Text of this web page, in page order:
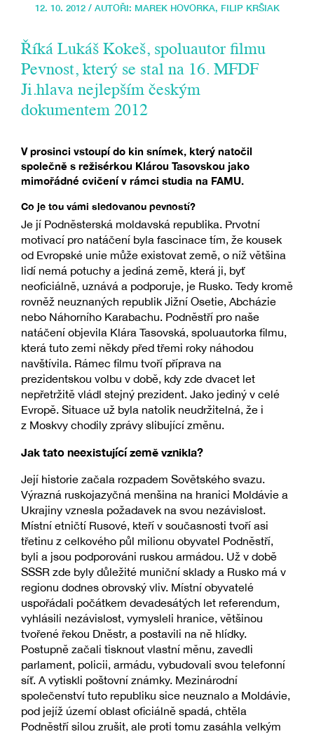
12. 10. 2012 / AUTOŘI: MAREK HOVORKA, FILIP KRŠIAK
Říká Lukáš Kokeš, spoluautor filmu
Pevnost, který se stal na 16. MFDF
Ji.hlava nejlepším českým
dokumentem 2012
V prosinci vstoupí do kin snímek, který natočil
společně s režisérkou Klárou Tasovskou jako
mimořádné cvičení v rámci studia na FAMU.
Co je tou vámi sledovanou pevností?
Je jí Podněsterská moldavská republika. Prvotní
motivací pro natáčení byla fascinace tím, že kousek
od Evropské unie může existovat země, o níž většina
lidí nemá potuchy a jediná země, která ji, byť
neoficiálně, uznává a podporuje, je Rusko. Tedy kromě
rovněž neuznaných republik Jižní Osetie, Abcházie
nebo Náhorního Karabachu. Podněstří pro naše
natáčení objevila Klára Tasovská, spoluautorka filmu,
která tuto zemi někdy před třemi roky náhodou
navštívila. Rámec filmu tvoří příprava na
prezidentskou volbu v době, kdy zde dvacet let
nepřetržitě vládl stejný prezident. Jako jediný v celé
Evropě. Situace už byla natolik neudržitelná, že i
z Moskvy chodily zprávy slibující změnu.
Jak tato neexistující země vznikla?
Její historie začala rozpadem Sovětského svazu.
Výrazná ruskojazyčná menšina na hranici Moldávie a
Ukrajiny vznesla požadavek na svou nezávislost.
Místní etničtí Rusové, kteří v současnosti tvoří asi
třetinu z celkového půl milionu obyvatel Podněstří,
byli a jsou podporováni ruskou armádou. Už v době
SSSR zde byly důležité muniční sklady a Rusko má v
regionu dodnes obrovský vliv. Místní obyvatelé
uspořádali počátkem devadesátých let referendum,
vyhlásili nezávislost, vymysleli hranice, většinou
tvořené řekou Dněstr, a postavili na ně hlídky.
Postupně začali tisknout vlastní měnu, zavedli
parlament, policii, armádu, vybudovali svou telefonní
síť. A vytiskli poštovní známky. Mezinárodní
společenství tuto republiku sice neuznalo a Moldávie,
pod jejíž území oblast oficiálně spadá, chtěla
Podněstří silou zrušit, ale proti tomu zasáhla velkým